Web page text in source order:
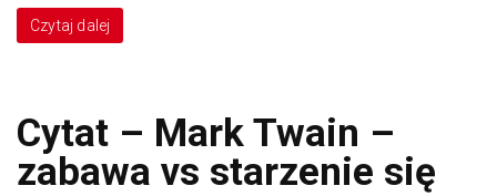
Czytaj dalej
Cytat – Mark Twain –
zabawa vs starzenie się